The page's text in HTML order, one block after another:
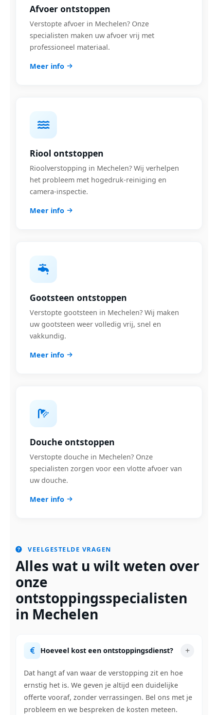
Afvoer ontstoppen
Verstopte afvoer in Mechelen? Onze
specialisten maken uw afvoer vrij met
professioneel materiaal.
Meer info
Riool ontstoppen
Rioolverstopping in Mechelen? Wij verhelpen
het probleem met hogedruk-reiniging en
camera-inspectie.
Meer info
Gootsteen ontstoppen
Verstopte gootsteen in Mechelen? Wij maken
uw gootsteen weer volledig vrij, snel en
vakkundig.
Meer info
Douche ontstoppen
Verstopte douche in Mechelen? Onze
specialisten zorgen voor een vlotte afvoer van
uw douche.
Meer info
VEELGESTELDE VRAGEN
Alles wat u wilt weten over
onze
ontstoppingsspecialisten
in Mechelen
Hoeveel kost een ontstoppingsdienst?
Dat hangt af van waar de verstopping zit en hoe
ernstig het is. We geven je altijd een duidelijke
offerte vooraf, zonder verrassingen. Bel ons met je
probleem en we bespreken de kosten meteen.